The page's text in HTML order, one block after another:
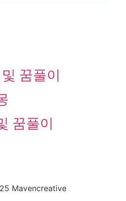
꿈풀이
꿈풀이
Mavencreative